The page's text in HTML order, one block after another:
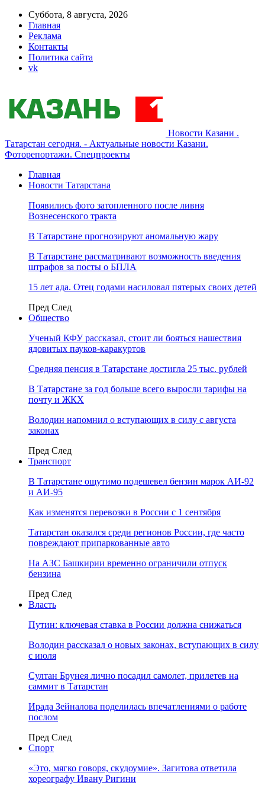
Суббота, 8 августа, 2026
Главная
Реклама
Контакты
Политика сайта
vk
Новости Казани .
Татарстан сегодня. - Актуальные новости Казани.
Фоторепортажи. Спецпроекты
Главная
Новости Татарстана
Появились фото затопленного после ливня
Вознесенского тракта
В Татарстане прогнозируют аномальную жару
В Татарстане рассматривают возможность введения
штрафов за посты о БПЛА
15 лет ада. Отец годами насиловал пятерых своих детей
Пред След
Общество
Ученый КФУ рассказал, стоит ли бояться нашествия
ядовитых пауков-каракуртов
Средняя пенсия в Татарстане достигла 25 тыс. рублей
В Татарстане за год больше всего выросли тарифы на
почту и ЖКХ
Володин напомнил о вступающих в силу с августа
законах
Пред След
Транспорт
В Татарстане ощутимо подешевел бензин марок АИ-92
и АИ-95
Как изменятся перевозки в России с 1 сентября
Татарстан оказался среди регионов России, где часто
повреждают припаркованные авто
На АЗС Башкирии временно ограничили отпуск
бензина
Пред След
Власть
Путин: ключевая ставка в России должна снижаться
Володин рассказал о новых законах, вступающих в силу
с июля
Султан Брунея лично посадил самолет, прилетев на
саммит в Татарстан
Ирада Зейналова поделилась впечатлениями о работе
послом
Пред След
Спорт
«Это, мягко говоря, скудоумие». Загитова ответила
хореографу Ивану Ригини